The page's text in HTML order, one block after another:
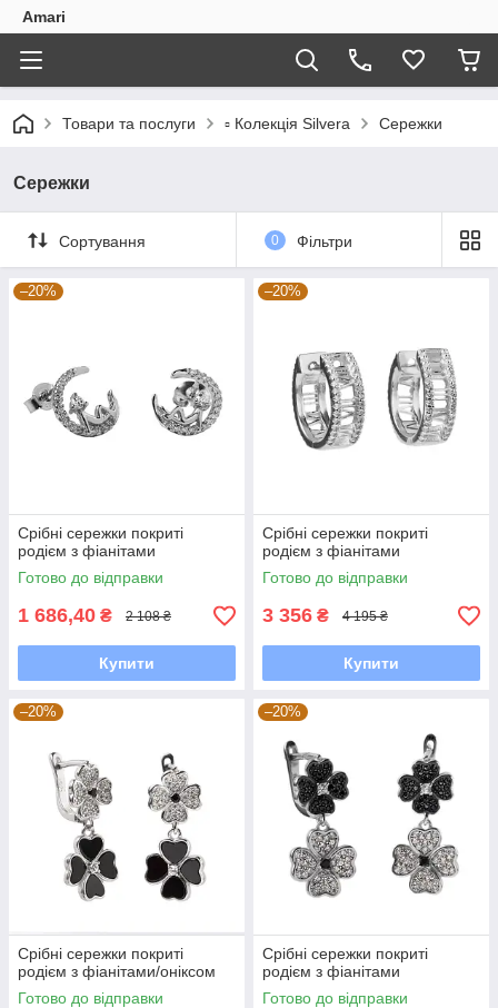
Amari
Товари та послуги ▫️ Колекція Silvera Сережки
Сережки
Сортування 0 Фільтри
–20%
Срібні сережки покриті
родієм з фіанітами
Готово до відправки
1 686,40 ₴ 2 108 ₴
Купити
–20%
Срібні сережки покриті
родієм з фіанітами
Готово до відправки
3 356 ₴ 4 195 ₴
Купити
–20%
Срібні сережки покриті
родієм з фіанітами/оніксом
Готово до відправки
–20%
Срібні сережки покриті
родієм з фіанітами
Готово до відправки